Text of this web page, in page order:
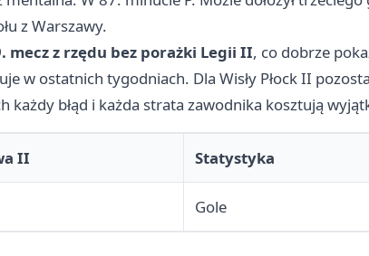
z Warszawy.
mecz z rzędu bez porażki Legii II, co dobrze
w ostatnich tygodniach. Dla Wisły Płock II
każdy błąd i każda strata zawodnika kosztują
II Statystyka
Gole